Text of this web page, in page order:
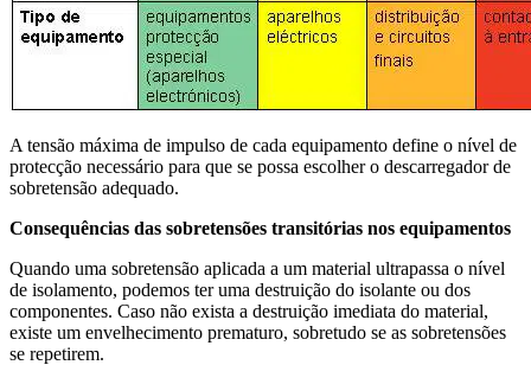
A tensão máxima de impulso de cada equipamento define o nível de
protecção necessário para que se possa escolher o descarregador de
sobretensão adequado.
Consequências das sobretensões transitórias nos equipamentos
Quando uma sobretensão aplicada a um material ultrapassa o nível
de isolamento, podemos ter uma destruição do isolante ou dos
componentes. Caso não exista a destruição imediata do material,
existe um envelhecimento prematuro, sobretudo se as sobretensões
se repetirem.